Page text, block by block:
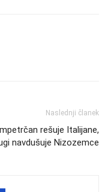
Naslednji članek
rešuje Italijane,
navdušuje Nizozemce